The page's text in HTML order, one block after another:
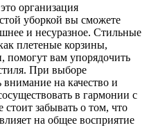
организация
уборкой вы сможете
и несуразное. Стильные
плетеные корзины,
помогут вам упорядочить
При выборе
внимание на качество и
в гармонии с
забывать о том, что
на общее восприятие